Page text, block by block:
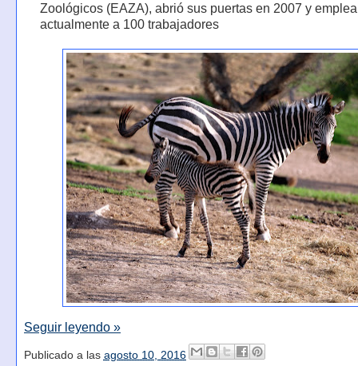
Zoológicos (EAZA), abrió sus puertas en 2007 y emplea
actualmente a 100 trabajadores
Seguir leyendo »
Publicado a las agosto 10, 2016